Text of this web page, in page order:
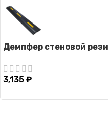
Демпфер стеновой
3,135 ₽